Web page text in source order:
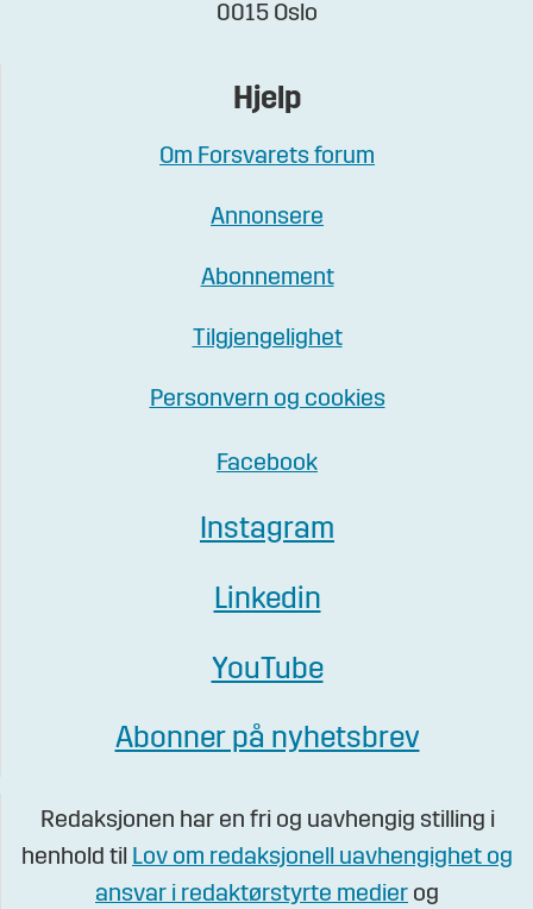
0015 Oslo
Hjelp
Om Forsvarets forum
Annonsere
Abonnement
Tilgjengelighet
Personvern og cookies
Facebook
Instagram
Linkedin
YouTube
Abonner på nyhetsbrev
Redaksjonen har en fri og uavhengig stilling i
henhold til Lov om redaksjonell uavhengighet og
ansvar i redaktørstyrte medier og